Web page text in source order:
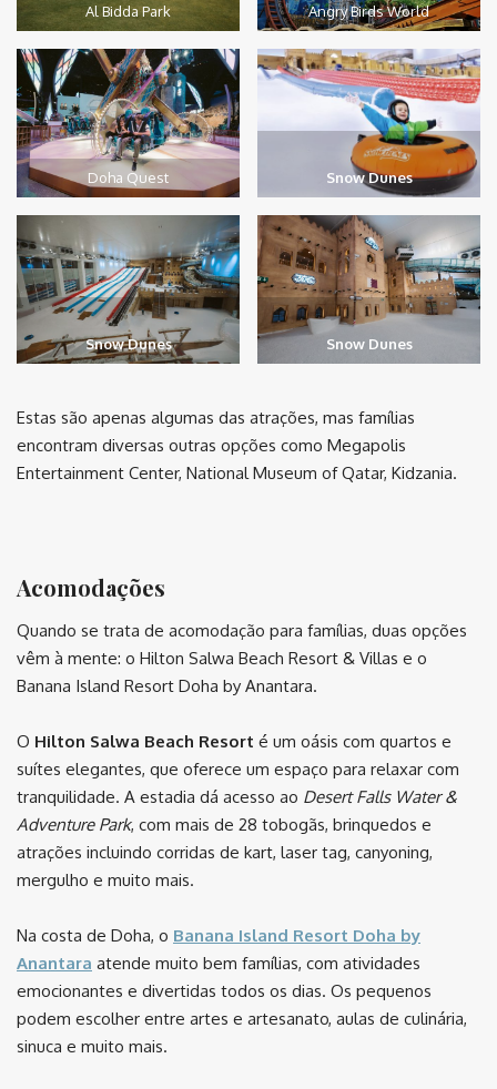
Al Bidda Park Angry Birds World
Doha Quest Snow Dunes
Snow Dunes Snow Dunes
Estas são apenas algumas das atrações, mas famílias
encontram diversas outras opções como Megapolis
Entertainment Center, National Museum of Qatar, Kidzania.
Acomodações
Quando se trata de acomodação para famílias, duas opções
vêm à mente: o Hilton Salwa Beach Resort & Villas e o
Banana Island Resort Doha by Anantara.
O Hilton Salwa Beach Resort é um oásis com quartos e
suítes elegantes, que oferece um espaço para relaxar com
tranquilidade. A estadia dá acesso ao Desert Falls Water &
Adventure Park, com mais de 28 tobogãs, brinquedos e
atrações incluindo corridas de kart, laser tag, canyoning,
mergulho e muito mais.
Na costa de Doha, o Banana Island Resort Doha by
Anantara atende muito bem famílias, com atividades
emocionantes e divertidas todos os dias. Os pequenos
podem escolher entre artes e artesanato, aulas de culinária,
sinuca e muito mais.